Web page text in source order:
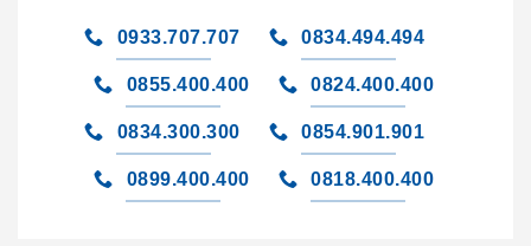
0933.707.707 0834.494.494
0855.400.400 0824.400.400
0834.300.300 0854.901.901
0899.400.400 0818.400.400